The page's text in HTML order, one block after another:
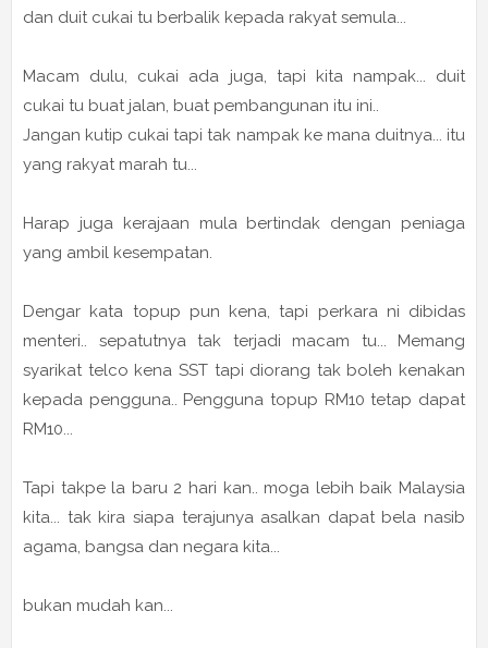
dan duit cukai tu berbalik kepada rakyat semula...
Macam dulu, cukai ada juga, tapi kita nampak... duit
cukai tu buat jalan, buat pembangunan itu ini..
Jangan kutip cukai tapi tak nampak ke mana duitnya... itu
yang rakyat marah tu...
Harap juga kerajaan mula bertindak dengan peniaga
yang ambil kesempatan.
Dengar kata topup pun kena, tapi perkara ni dibidas
menteri.. sepatutnya tak terjadi macam tu... Memang
syarikat telco kena SST tapi diorang tak boleh kenakan
kepada pengguna.. Pengguna topup RM10 tetap dapat
RM10...
Tapi takpe la baru 2 hari kan.. moga lebih baik Malaysia
kita... tak kira siapa terajunya asalkan dapat bela nasib
agama, bangsa dan negara kita...
bukan mudah kan...